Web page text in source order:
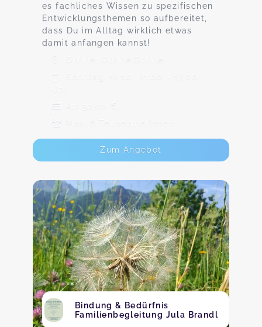
es fachliches Wissen zu spezifischen
Entwicklungsthemen so aufbereitet,
dass Du im Alltag wirklich etwas
damit anfangen kannst!
Online, Online Online
Sonntag, 11.10., 11:00 - 13:00
Ab 30,00 €
Max. 6 TeilnehmerInnen
Zum Angebot
Bindung & Bedürfnis
Familienbegleitung Jula Brandl